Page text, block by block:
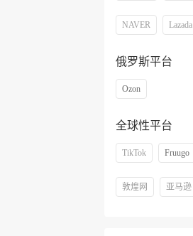
NAVER Lazada
俄罗斯平台
Ozon
全球性平台
TikTok Fruugo
敦煌网 亚马逊